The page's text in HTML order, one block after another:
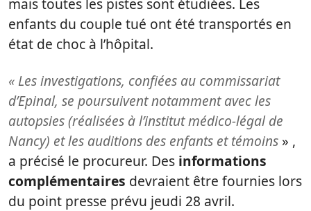
enfants du couple tué ont été transportés en
état de choc à l’hôpital.
« Les investigations, confiées au commissariat
d’Epinal, se poursuivent notamment avec les
autopsies (réalisées à l’institut médico-légal de
Nancy) et les auditions des enfants et témoins » ,
a précisé le procureur. Des informations
complémentaires devraient être fournies lors
du point presse prévu jeudi 28 avril.